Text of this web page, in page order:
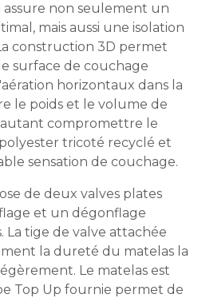
non seulement un
mais aussi une isolation
construction 3D permet
surface de couchage
horizontaux dans la
le poids et le volume de
compromettre le
tricoté recyclé et
sensation de couchage.
de deux valves plates
et un dégonflage
La tige de valve attachée
la dureté du matelas la
Le matelas est
Top Up fournie permet de